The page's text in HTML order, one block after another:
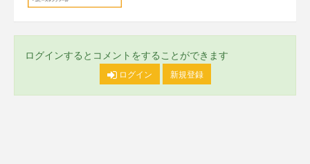
ログインするとコメントをすることができます
ログイン 新規登録